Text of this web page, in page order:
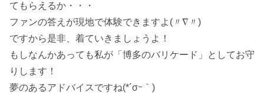
てもらえるか・・・
ファンの答えが現地で体験できますよ(〃∇〃)
ですから是非、着ていきましょうよ！
もしなんかあっても私が「博多のバリケード」としてお守
りします！
夢のあるアドバイスですね(*´σｰ｀)